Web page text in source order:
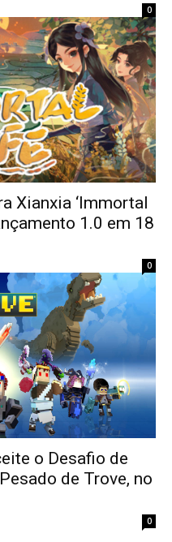
0
Xianxia ‘Immortal
1.0 em 18
0
o Desafio de
de Trove, no
0